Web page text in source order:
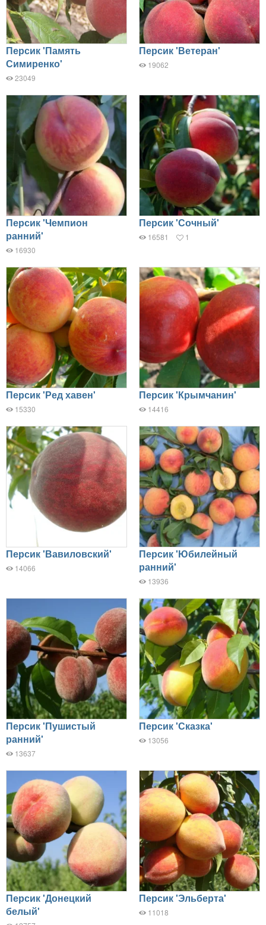
Персик 'Память
Симиренко'
23049
Персик 'Ветеран'
19062
Персик 'Чемпион
ранний'
16930
Персик 'Сочный'
16581 1
Персик 'Ред хавен'
15330
Персик 'Крымчанин'
14416
Персик 'Вавиловский'
14066
Персик 'Юбилейный
ранний'
13936
Персик 'Пушистый
ранний'
13637
Персик 'Сказка'
13056
Персик 'Донецкий
белый'
Персик 'Эльберта'
11018